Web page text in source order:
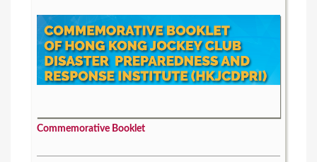
Commemorative Booklet